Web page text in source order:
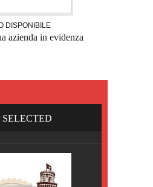
DISPONIBILE
azienda in evidenza
SELECTED